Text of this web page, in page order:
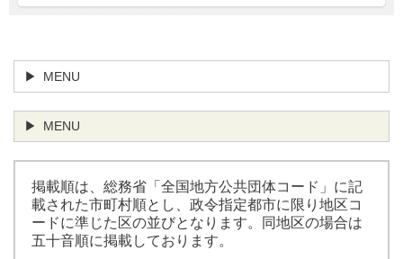
MENU
MENU
掲載順は、総務省「全国地方公共団体コード」に記
載された市町村順とし、政令指定都市に限り地区コ
ードに準じた区の並びとなります。同地区の場合は
五十音順に掲載しております。